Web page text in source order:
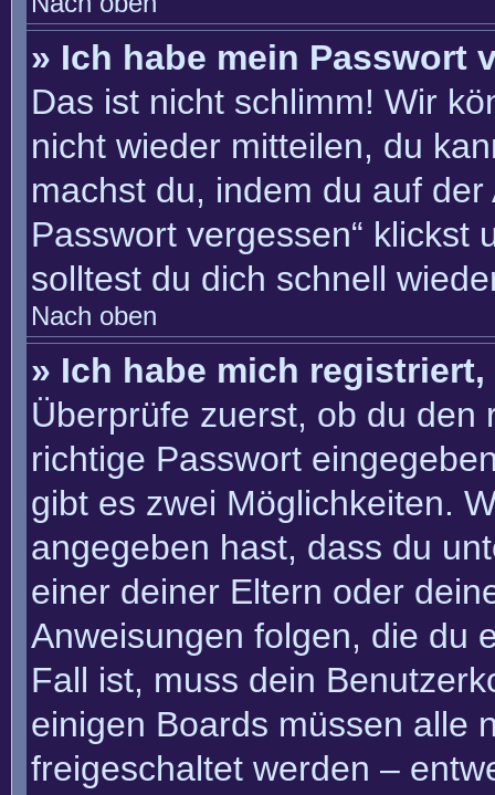
» Ich habe mein Passwort
Das ist nicht schlimm! Wir
nicht wieder mitteilen, du
machst du, indem du auf
Passwort vergessen“ klickst
solltest du dich schnell
Nach oben
» Ich habe mich
Überprüfe zuerst, ob du den
richtige Passwort
gibt es zwei Möglichkeiten.
angegeben hast, dass du
einer deiner Eltern oder
Anweisungen folgen, die du
Fall ist, muss dein
einigen Boards müssen alle
freigeschaltet werden –